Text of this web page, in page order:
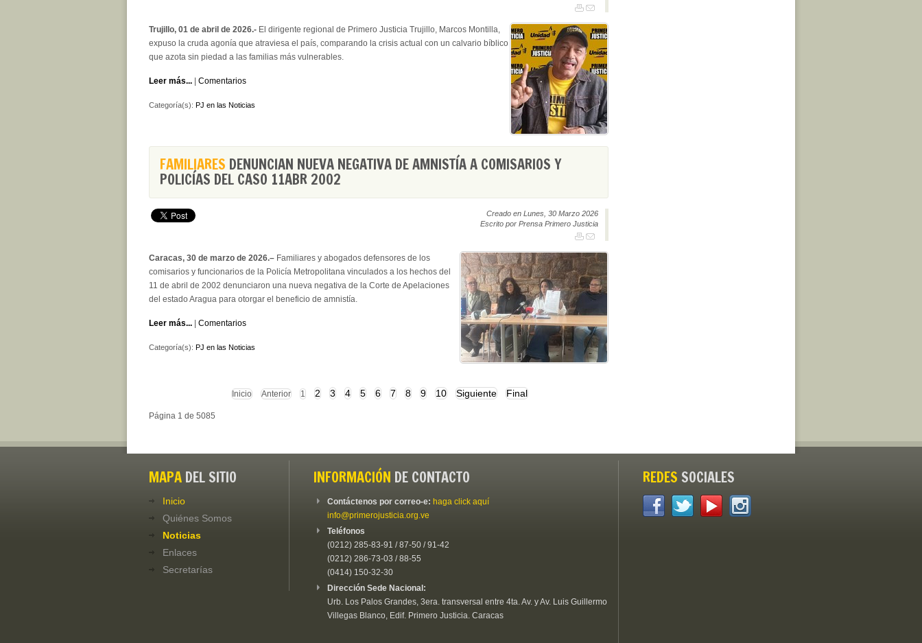
Trujillo, 01 de abril de 2026.- El dirigente regional de Primero Justicia Trujillo, Marcos Montilla,
expuso la cruda agonía que atraviesa el país, comparando la crisis actual con un calvario bíblico
que azota sin piedad a las familias más vulnerables.
Leer más... Comentarios
Categoría(s): PJ en las Noticias
FAMILIARES DENUNCIAN NUEVA NEGATIVA DE AMNISTÍA A COMISARIOS Y
POLICÍAS DEL CASO 11ABR 2002
Creado en Lunes, 30 Marzo 2026
Escrito por Prensa Primero Justicia
Caracas, 30 de marzo de 2026.– Familiares y abogados defensores de los
comisarios y funcionarios de la Policía Metropolitana vinculados a los hechos del
11 de abril de 2002 denunciaron una nueva negativa de la Corte de Apelaciones
del estado Aragua para otorgar el beneficio de amnistía.
Leer más... Comentarios
Categoría(s): PJ en las Noticias
Inicio Anterior 1 2 3 4 5 6 7 8 9 10 Siguiente Final
Página 1 de 5085
MAPA DEL SITIO
Inicio
Quiénes Somos
Noticias
Enlaces
Secretarías
INFORMACIÓN DE CONTACTO
Contáctenos por correo-e: haga click aquí
info@primerojusticia.org.ve
Teléfonos
(0212) 285-83-91 / 87-50 / 91-42
(0212) 286-73-03 / 88-55
(0414) 150-32-30
Dirección Sede Nacional:
Urb. Los Palos Grandes, 3era. transversal entre 4ta. Av. y Av. Luis Guillermo
Villegas Blanco, Edif. Primero Justicia. Caracas
REDES SOCIALES